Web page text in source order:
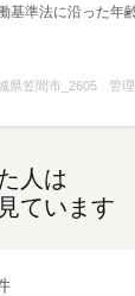
基準法に沿った年
県笠間市_2605 管理
人は
ています